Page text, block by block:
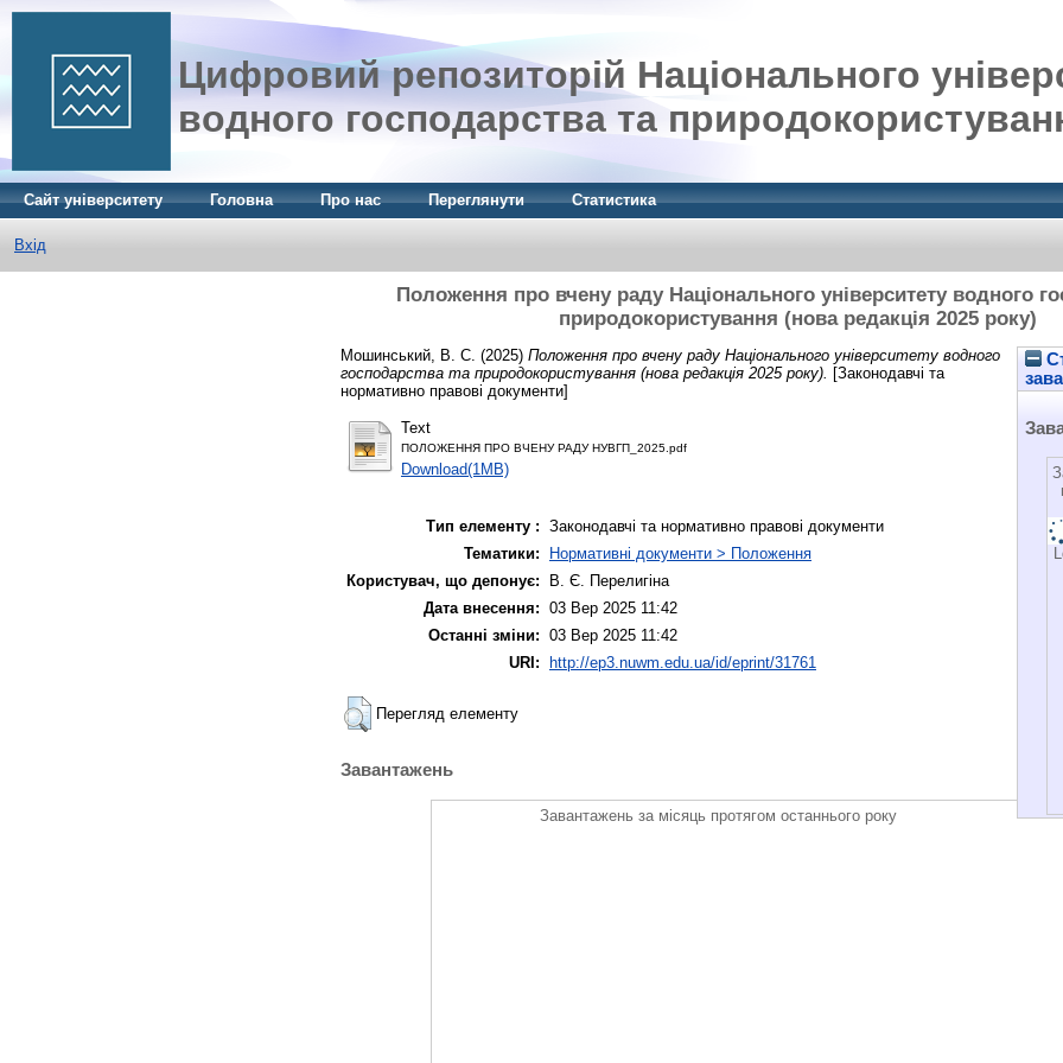
Цифровий репозиторій Національного
водного господарства та
Сайт університету Головна Про нас Переглянути Статистика
Вхід
Положення про вчену раду Національного університету водного
природокористування (нова редакція 2025 року)
Мошинський, В. С. (2025) Положення про вчену раду Національного університету водного
господарства та природокористування (нова редакція 2025 року).
[Законодавчі та
нормативно правові документи]
Text
ПОЛОЖЕННЯ ПРО ВЧЕНУ РАДУ НУВГП_2025.pdf
Download(1MB)
Тип елементу : Законодавчі та нормативно правові документи
Тематики:
Нормативні документи > Положення
Користувач, що депонує:
В. Є. Перелигіна
Дата внесення: 03 Вер 2025 11:42
Останні зміни: 03 Вер 2025 11:42
URI:
http://ep3.nuwm.edu.ua/id/eprint/31761
Перегляд елементу
Завантажень
Завантажень за місяць протягом останнього року